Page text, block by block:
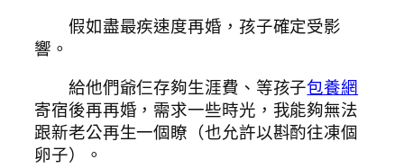
假如盡最疾速度再婚，孩子確定受影
響。
給他們爺仨存夠生涯費、等孩子包養網
寄宿後再再婚，需求一些時光，我能夠無法
跟新老公再生一個瞭（也允許以斟酌往凍個
卵子）。